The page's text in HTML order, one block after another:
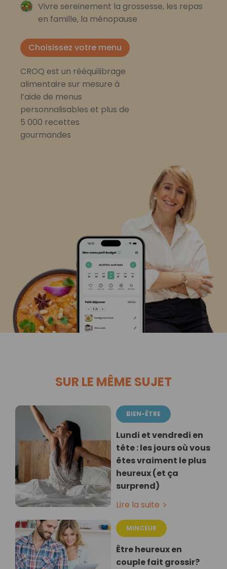
Vivre sereinement la grossesse, les repas
en famille, la ménopause
Choisissez votre menu
CROQ est un rééquilibrage
alimentaire sur mesure à
l’aide de menus
personnalisables et plus de
5 000 recettes
gourmandes
SUR LE MÊME SUJET
BIEN-ÊTRE
Lundi et vendredi en
tête : les jours où vous
êtes vraiment le plus
heureux (et ça
surprend)
Lire la suite
MINCEUR
Être heureux en
couple fait grossir?